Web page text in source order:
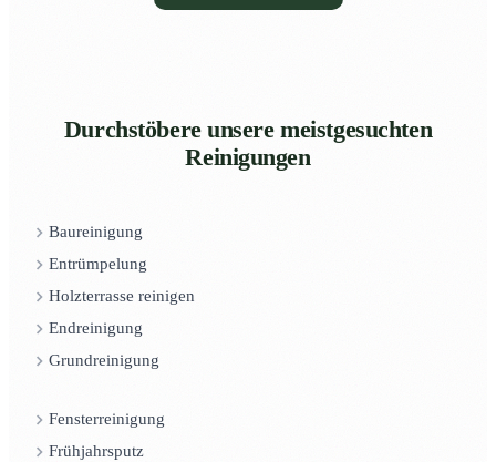
Durchstöbere unsere meistgesuchten
Reinigungen
Baureinigung
Entrümpelung
Holzterrasse reinigen
Endreinigung
Grundreinigung
Fensterreinigung
Frühjahrsputz